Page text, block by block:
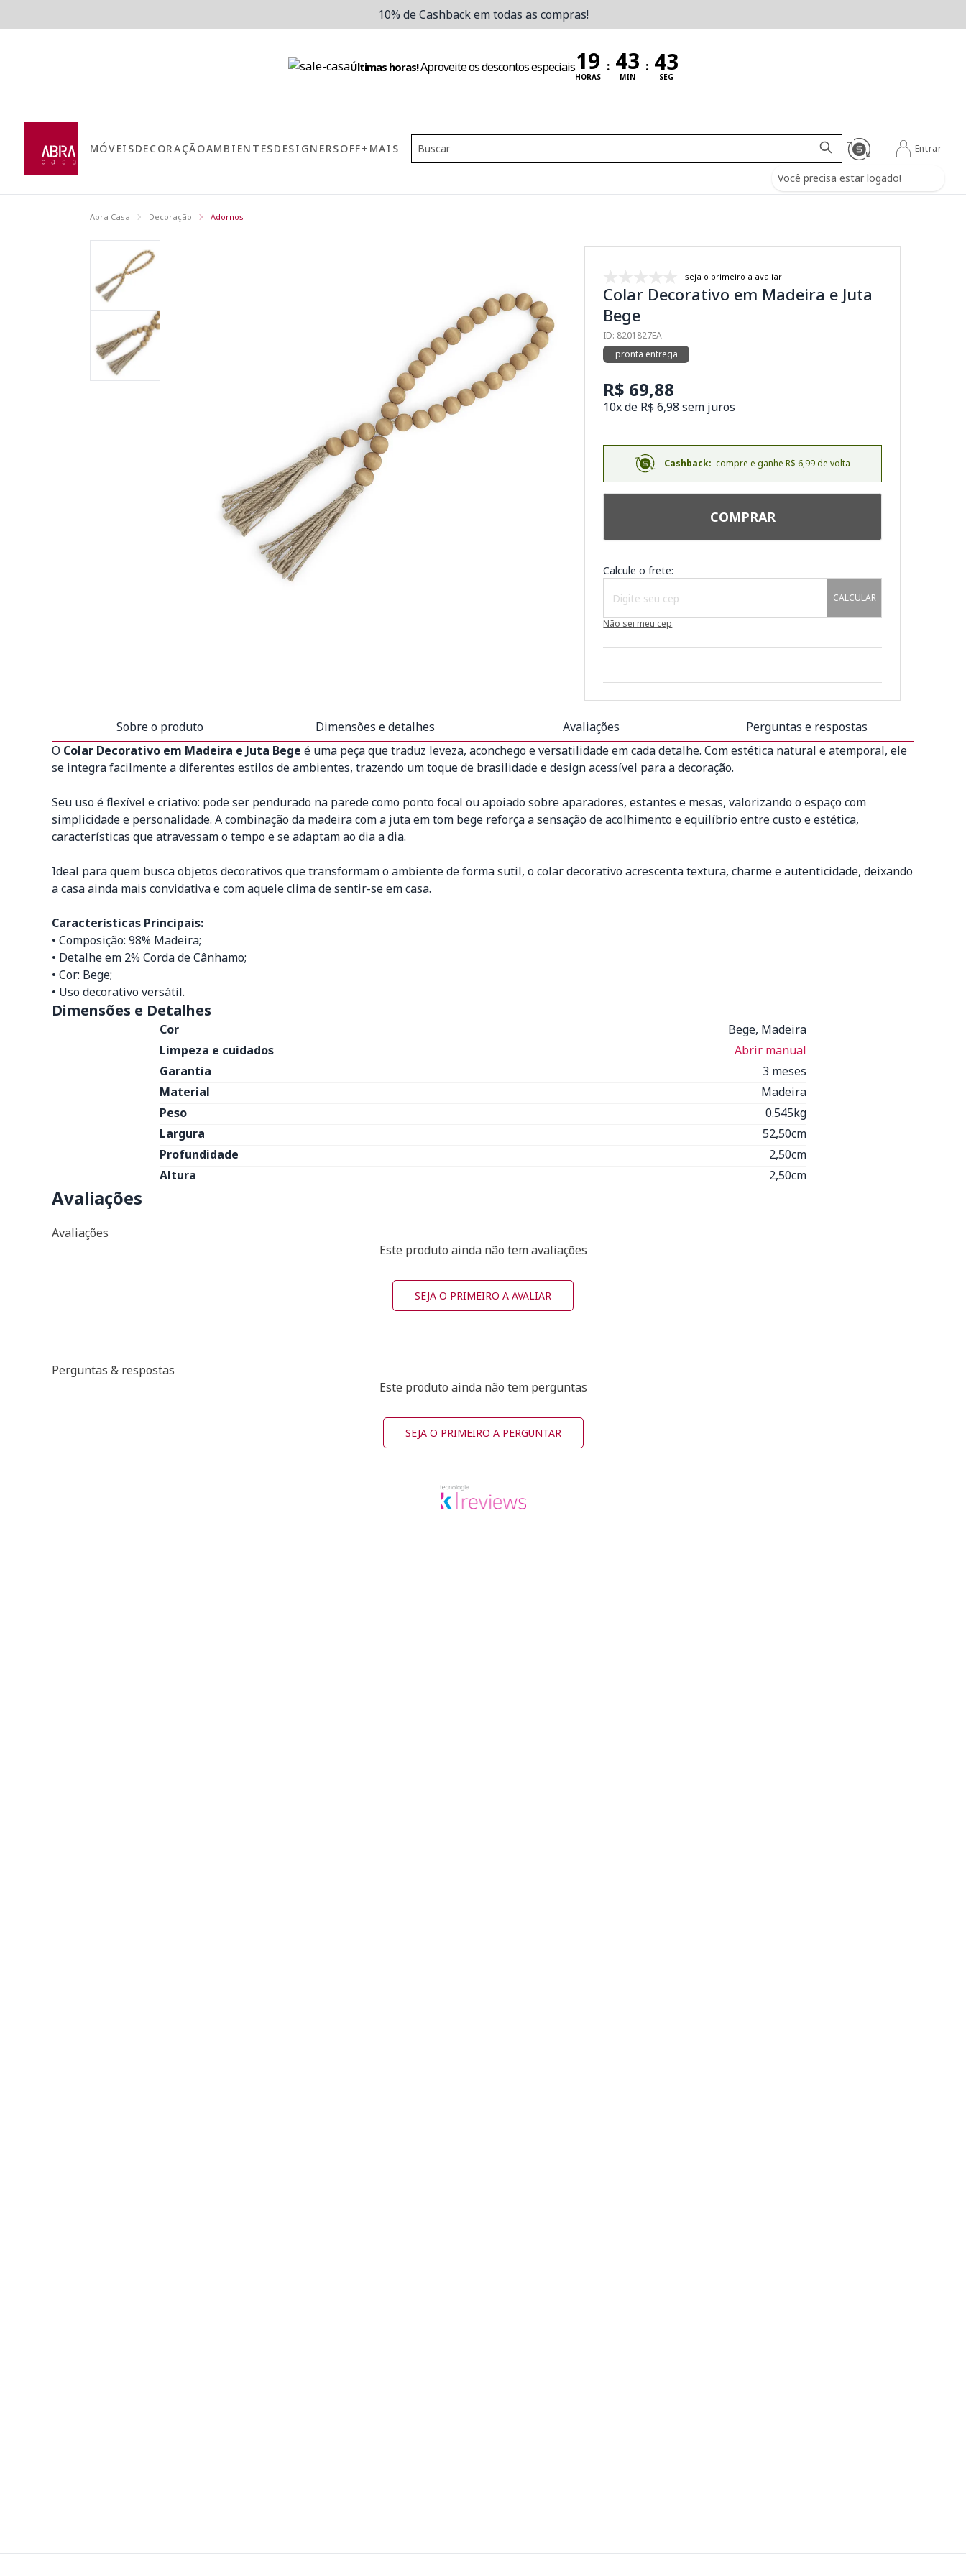
10% de Cashback em todas as compras!
Últimas horas!Aproveite os descontos especiais
HORAS
:
MIN
:
SEG
MÓVEISDECORAÇÃOAMBIENTESDESIGNERSOFF+MAIS
Você precisa estar logado!
Entrar
Abra Casa Decoração Adornos
seja o primeiro a avaliar
Colar Decorativo em Madeira e Juta
Bege
ID: 8201827EA
pronta entrega
R$ 69,88
10x de R$ 6,98 sem juros
Cashback: compre e ganhe R$ 6,99 de volta
COMPRAR
Calcule o frete:
CALCULAR
Não sei meu cep
Sobre o produto Dimensões e detalhes Avaliações
Perguntas e respostas
O Colar Decorativo em Madeira e Juta Bege é uma peça que traduz leveza, aconchego e versatilidade em cada detalhe. Com estética natural e atemporal, ele
se integra facilmente a diferentes estilos de ambientes, trazendo um toque de brasilidade e design acessível para a decoração.
Seu uso é flexível e criativo: pode ser pendurado na parede como ponto focal ou apoiado sobre aparadores, estantes e mesas, valorizando o espaço com
simplicidade e personalidade. A combinação da madeira com a juta em tom bege reforça a sensação de acolhimento e equilíbrio entre custo e estética,
características que atravessam o tempo e se adaptam ao dia a dia.
Ideal para quem busca objetos decorativos que transformam o ambiente de forma sutil, o colar decorativo acrescenta textura, charme e autenticidade, deixando
a casa ainda mais convidativa e com aquele clima de sentir-se em casa.
Características Principais:
• Composição: 98% Madeira;
• Detalhe em 2% Corda de Cânhamo;
• Cor: Bege;
• Uso decorativo versátil.
Dimensões e Detalhes
Cor
Bege, Madeira
Limpeza e cuidados
Abrir manual
Garantia
3 meses
Material
Madeira
Peso
0.545kg
Largura
52,50cm
Profundidade
2,50cm
Altura
2,50cm
Avaliações
Avaliações
Este produto ainda não tem avaliações
SEJA O PRIMEIRO A AVALIAR
Perguntas & respostas
Este produto ainda não tem perguntas
SEJA O PRIMEIRO A PERGUNTAR